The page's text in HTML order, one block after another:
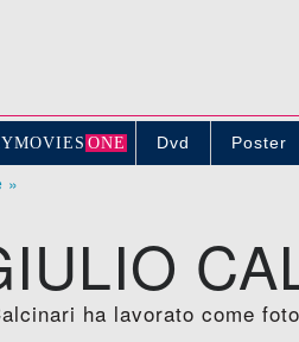
S ONE Dvd Poster
»
ha lavorato come